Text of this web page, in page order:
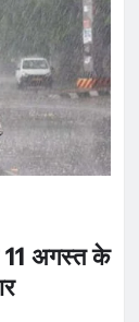
11 अगस्त के